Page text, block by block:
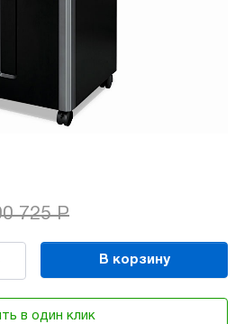
725 Р
В корзину
в один клик